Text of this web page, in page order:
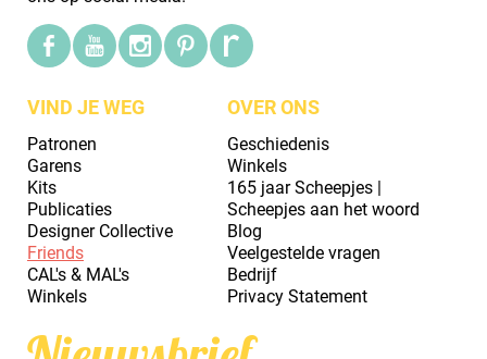
VIND JE WEG
Patronen
Garens
Kits
Publicaties
Designer Collective
Friends
CAL's & MAL's
Winkels
OVER ONS
Geschiedenis
Winkels
165 jaar Scheepjes |
Scheepjes aan het woord
Blog
Veelgestelde vragen
Bedrijf
Privacy Statement